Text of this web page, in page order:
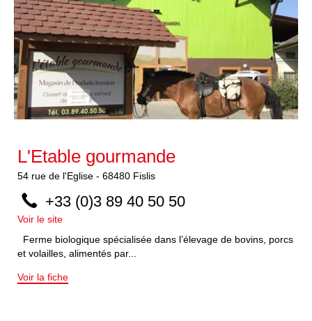
L'Etable gourmande
54 rue de l'Eglise - 68480 Fislis
+33 (0)3 89 40 50 50
Voir le site
Ferme biologique spécialisée dans l’élevage de bovins, porcs
et volailles, alimentés par...
Voir la fiche